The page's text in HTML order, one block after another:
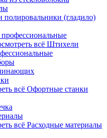
(гладило)
всё Штихели
всё Офортные станки
всё Расходные материалы